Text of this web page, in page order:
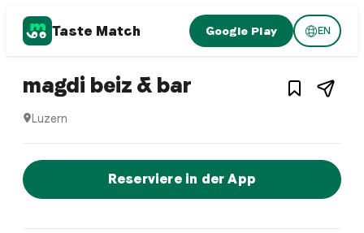
Taste Match Google Play EN
Swiss restaurant 1/ 3
magdi beiz & bar– Restaurant in
Luzern
Jetzt sofort einen Tisch
Reserviere in der App